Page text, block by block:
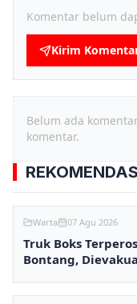
Komentar belum
Kirim
Belum ada
komentar.
Warta 07 Agu 2026
Truk Boks
Bontang,